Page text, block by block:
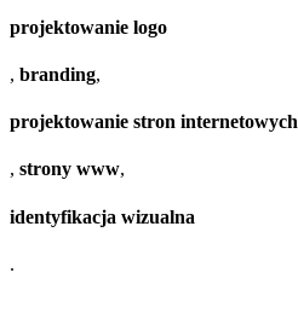
projektowanie logo
, branding,
projektowanie stron internetowych
, strony www,
identyfikacja wizualna
.